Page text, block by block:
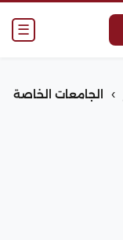
☰
›
الجامعات الخاصة